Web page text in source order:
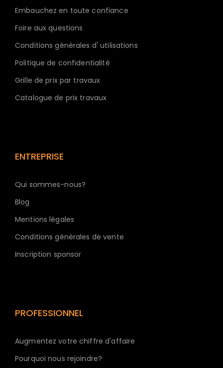
Embauchez en toute confiance
Foire aux questions
Conditions générales d' utilisations
Politique de confidentialité
Grille de prix par travaux
Catalogue de prix travaux
ENTREPRISE
Qui sommes-nous?
Blog
Mentions légales
Conditions générales de vente
Inscription sponsor
PROFESSIONNEL
Augmentez votre chiffre d'affaire
Pourquoi nous rejoindre?